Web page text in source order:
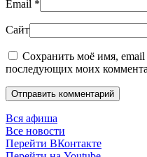
Email *
Сайт
Сохранить моё имя, email
последующих моих
Отправить комментарий
Вся афиша
Все новости
Перейти ВКонтакте